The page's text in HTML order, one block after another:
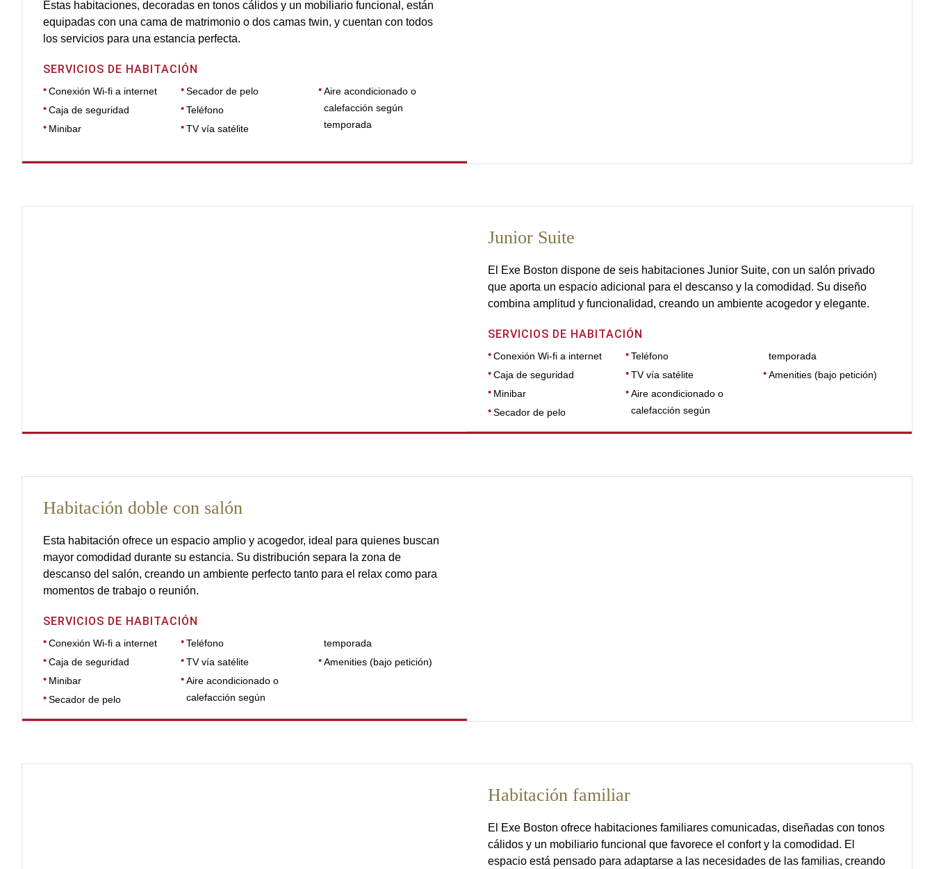
Estas habitaciones, decoradas en tonos cálidos y un mobiliario funcional, están
equipadas con una cama de matrimonio o dos camas twin, y cuentan con todos
los servicios para una estancia perfecta.
SERVICIOS DE HABITACIÓN
Conexión Wi-fi a internet
Caja de seguridad
Minibar
Secador de pelo
Teléfono
TV vía satélite
Aire acondicionado o
calefacción según
temporada
Junior Suite
El Exe Boston dispone de seis habitaciones Junior Suite, con un salón privado
que aporta un espacio adicional para el descanso y la comodidad. Su diseño
combina amplitud y funcionalidad, creando un ambiente acogedor y elegante.
SERVICIOS DE HABITACIÓN
Conexión Wi-fi a internet
Caja de seguridad
Minibar
Secador de pelo
Teléfono
TV vía satélite
Aire acondicionado o
calefacción según
temporada
Amenities (bajo petición)
Habitación doble con salón
Esta habitación ofrece un espacio amplio y acogedor, ideal para quienes buscan
mayor comodidad durante su estancia. Su distribución separa la zona de
descanso del salón, creando un ambiente perfecto tanto para el relax como para
momentos de trabajo o reunión.
SERVICIOS DE HABITACIÓN
Conexión Wi-fi a internet
Caja de seguridad
Minibar
Secador de pelo
Teléfono
TV vía satélite
Aire acondicionado o
calefacción según
temporada
Amenities (bajo petición)
Habitación familiar
El Exe Boston ofrece habitaciones familiares comunicadas, diseñadas con tonos
cálidos y un mobiliario funcional que favorece el confort y la comodidad. El
espacio está pensado para adaptarse a las necesidades de las familias, creando